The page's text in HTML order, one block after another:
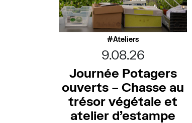
Ateliers
9.08.26
Journée Potagers
ouverts – Chasse au
trésor végétale et
atelier d’estampe